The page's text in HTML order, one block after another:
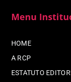
Menu
HOME
A RCP
ESTATUTO